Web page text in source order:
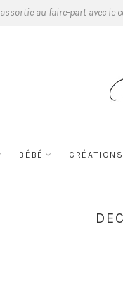
assortie au faire-part avec le
BÉBÉ CRÉATIONS